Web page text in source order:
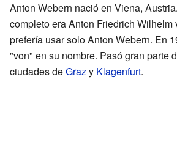
Anton Webern nació en Viena,
completo era Anton Friedrich Wilhelm
prefería usar solo Anton Webern. En
"von" en su nombre. Pasó gran parte
ciudades deGrazy Klagenfurt.